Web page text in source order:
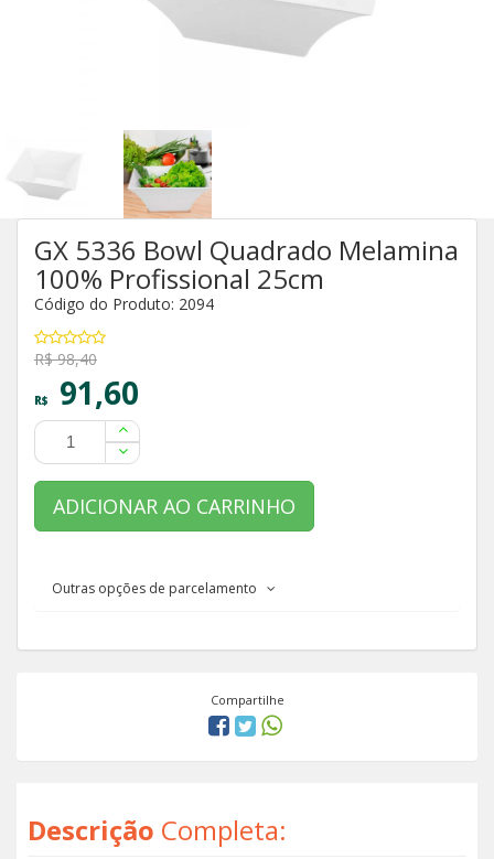
GX 5336 Bowl Quadrado Melamina
100% Profissional 25cm
Código do Produto: 2094
R$ 98,40
R$ 91,60
ADICIONAR AO CARRINHO
Outras opções de parcelamento
Compartilhe
Descrição Completa: